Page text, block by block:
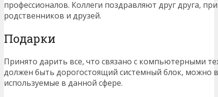
профессионалов. Коллеги поздравляют друг друга,
родственников и друзей.
Подарки
Принято дарить все, что связано с компьютерными
должен быть дорогостоящий системный блок, можно
используемые в данной сфере.